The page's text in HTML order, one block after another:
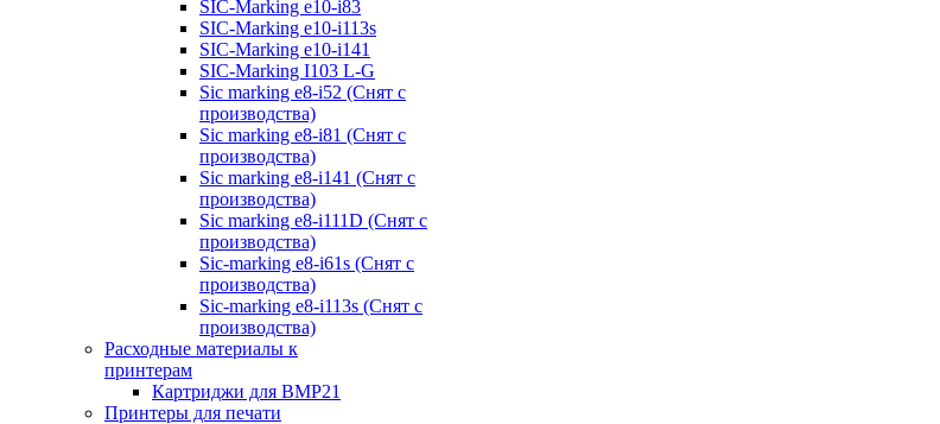
SIC-Marking e10-i83
SIC-Marking e10-i113s
SIC-Marking e10-i141
SIC-Marking I103 L-G
Sic marking e8-i52 (Снят с
производства)
Sic marking e8-i81 (Снят с
производства)
Sic marking e8-i141 (Снят с
производства)
Sic marking e8-i111D (Снят с
производства)
Sic-marking e8-i61s (Снят с
производства)
Sic-marking e8-i113s (Снят с
производства)
Расходные материалы к
принтерам
Картриджи для BMP21
Принтеры для печати